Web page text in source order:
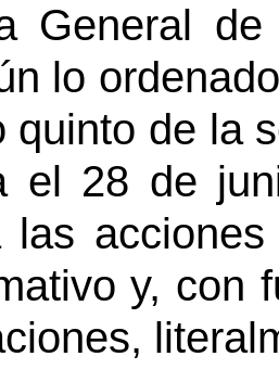
General
lo
quinto de la
el 28 de
las
y, con